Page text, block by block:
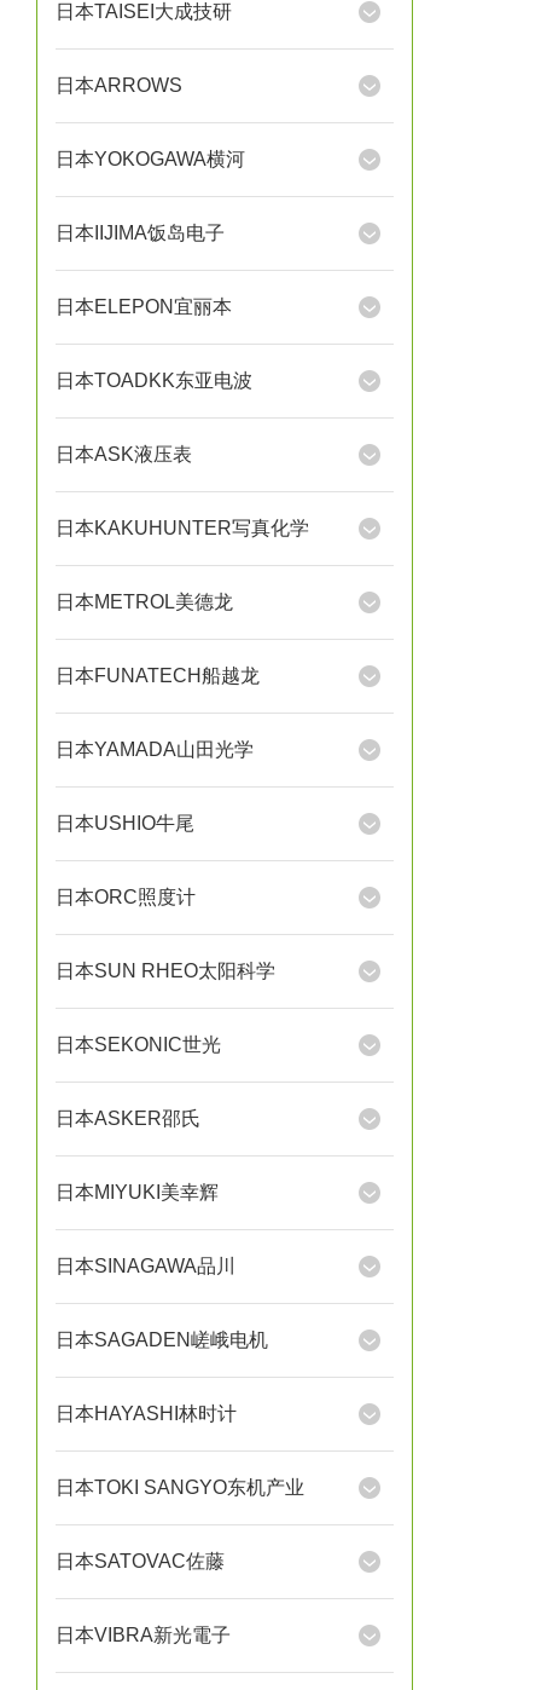
日本TAISEI大成技研
日本ARROWS
日本YOKOGAWA横河
日本IIJIMA饭岛电子
日本ELEPON宜丽本
日本TOADKK东亚电波
日本ASK液压表
日本KAKUHUNTER写真化学
日本METROL美德龙
日本FUNATECH船越龙
日本YAMADA山田光学
日本USHIO牛尾
日本ORC照度计
日本SUN RHEO太阳科学
日本SEKONIC世光
日本ASKER邵氏
日本MIYUKI美幸辉
日本SINAGAWA品川
日本SAGADEN嵯峨电机
日本HAYASHI林时计
日本TOKI SANGYO东机产业
日本SATOVAC佐藤
日本VIBRA新光電子